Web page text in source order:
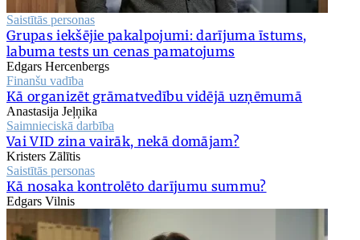
Saistītās personas
Grupas iekšējie pakalpojumi: darījuma īstums,
labuma tests un cenas pamatojums
Edgars Hercenbergs
Finanšu vadība
Kā organizēt grāmatvedību vidējā uzņēmumā
Anastasija Jeļņika
Saimnieciskā darbība
Vai VID zina vairāk, nekā domājam?
Kristers Zālītis
Saistītās personas
Kā nosaka kontrolēto darījumu summu?
Edgars Vilnis